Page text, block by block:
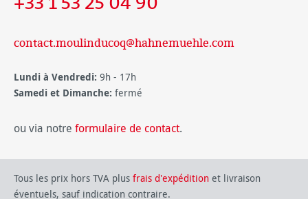
contact.moulinducoq@hahnemuehle.com
Lundi à Vendredi: 9h - 17h
Samedi et Dimanche: fermé
ou via notre formulaire de contact.
Tous les prix hors TVA plus frais d'expédition et livraison
éventuels, sauf indication contraire.